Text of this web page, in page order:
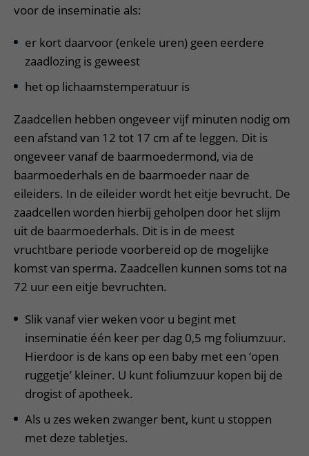
voor de inseminatie als:
er kort daarvoor (enkele uren) geen eerdere
zaadlozing is geweest
het op lichaamstemperatuur is
Zaadcellen hebben ongeveer vijf minuten nodig om
een afstand van 12 tot 17 cm af te leggen. Dit is
ongeveer vanaf de baarmoedermond, via de
baarmoederhals en de baarmoeder naar de
eileiders. In de eileider wordt het eitje bevrucht. De
zaadcellen worden hierbij geholpen door het slijm
uit de baarmoederhals. Dit is in de meest
vruchtbare periode voorbereid op de mogelijke
komst van sperma. Zaadcellen kunnen soms tot na
72 uur een eitje bevruchten.
Slik vanaf vier weken voor u begint met
inseminatie één keer per dag 0,5 mg foliumzuur.
Hierdoor is de kans op een baby met een ‘open
ruggetje’ kleiner. U kunt foliumzuur kopen bij de
drogist of apotheek.
Als u zes weken zwanger bent, kunt u stoppen
met deze tabletjes.